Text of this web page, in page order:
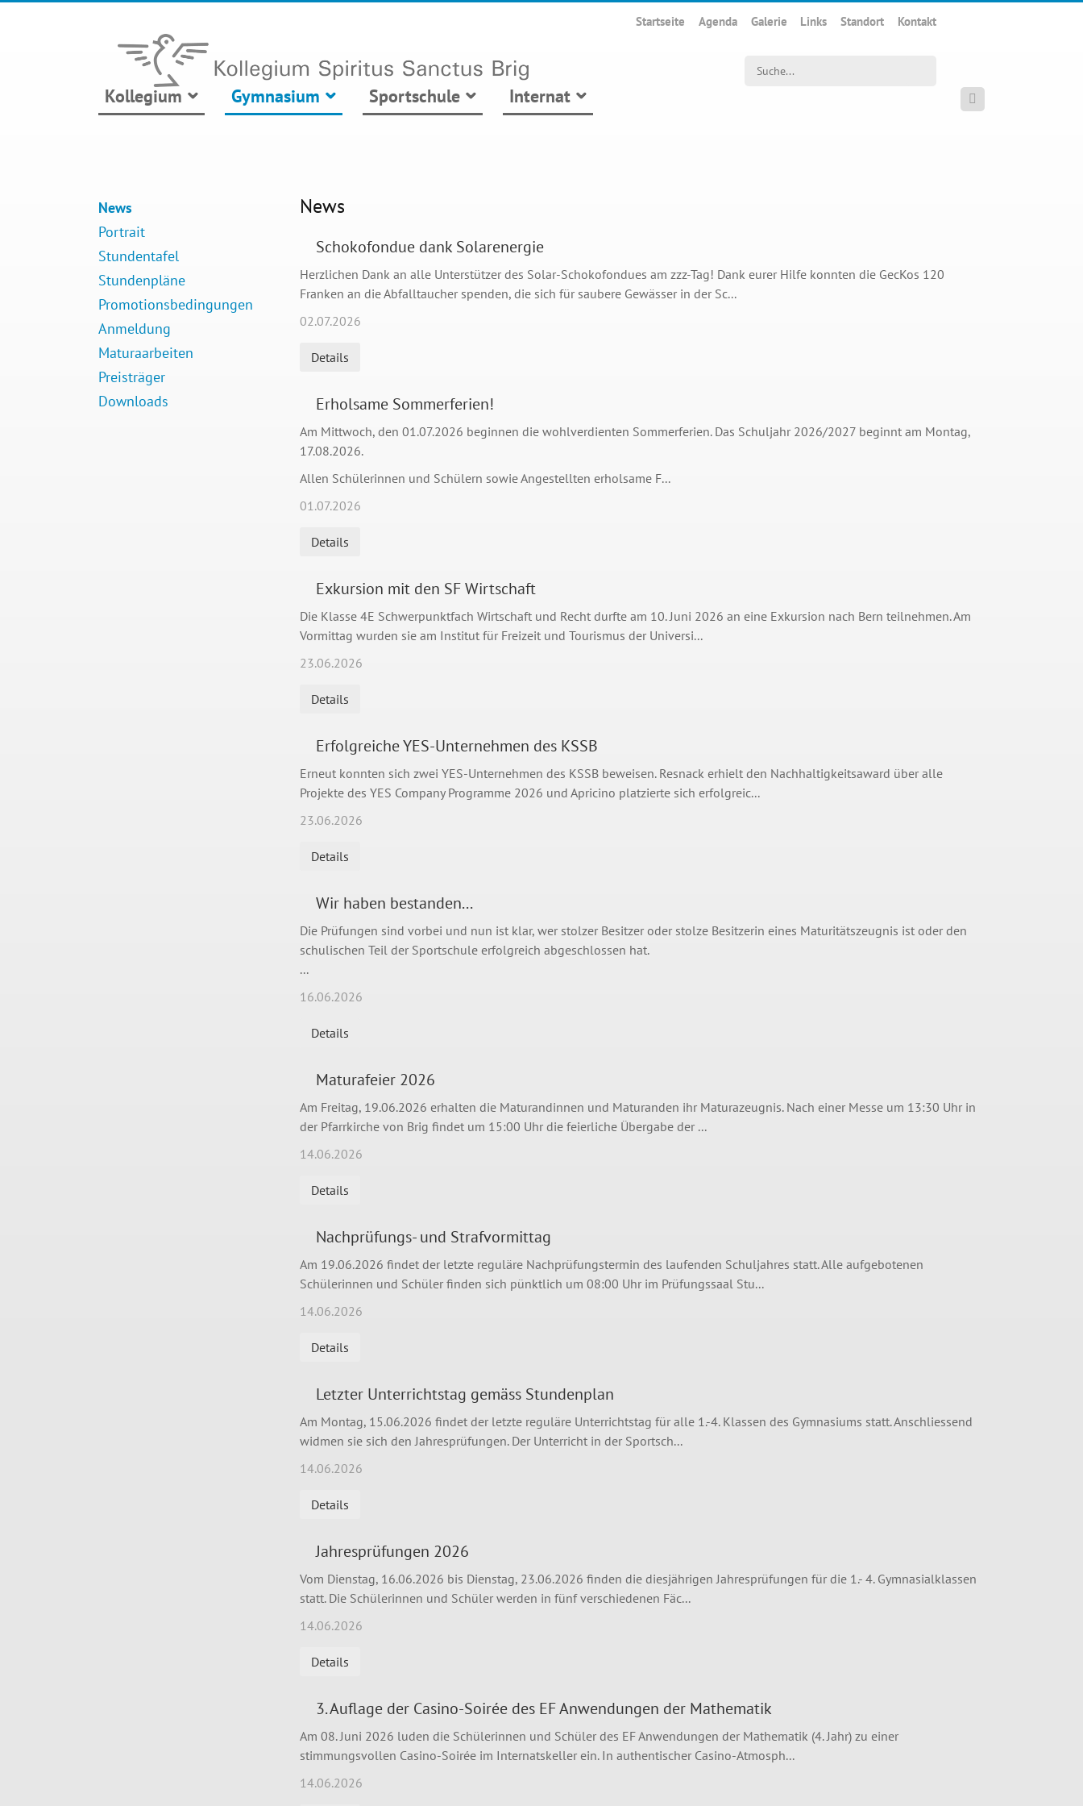
Startseite Agenda Galerie Links Standort Kontakt
Kollegium Gymnasium Sportschule Internat 
News
Portrait
Stundentafel
Stundenpläne
Promotionsbedingungen
Anmeldung
Maturaarbeiten
Preisträger
Downloads
News
Schokofondue dank Solarenergie
Herzlichen Dank an alle Unterstützer des Solar-Schokofondues am zzz-Tag! Dank eurer Hilfe konnten die GecKos 120
Franken an die Abfalltaucher spenden, die sich für saubere Gewässer in der Sc...
02.07.2026
Details
Erholsame Sommerferien!
Am Mittwoch, den 01.07.2026 beginnen die wohlverdienten Sommerferien. Das Schuljahr 2026/2027 beginnt am Montag,
17.08.2026.
Allen Schülerinnen und Schülern sowie Angestellten erholsame F...
01.07.2026
Details
Exkursion mit den SF Wirtschaft
Die Klasse 4E Schwerpunktfach Wirtschaft und Recht durfte am 10. Juni 2026 an eine Exkursion nach Bern teilnehmen. Am
Vormittag wurden sie am Institut für Freizeit und Tourismus der Universi...
23.06.2026
Details
Erfolgreiche YES-Unternehmen des KSSB
Erneut konnten sich zwei YES-Unternehmen des KSSB beweisen. Resnack erhielt den Nachhaltigkeitsaward über alle
Projekte des YES Company Programme 2026 und Apricino platzierte sich erfolgreic...
23.06.2026
Details
Wir haben bestanden...
Die Prüfungen sind vorbei und nun ist klar, wer stolzer Besitzer oder stolze Besitzerin eines Maturitätszeugnis ist oder den
schulischen Teil der Sportschule erfolgreich abgeschlossen hat.
...
16.06.2026
Details
Maturafeier 2026
Am Freitag, 19.06.2026 erhalten die Maturandinnen und Maturanden ihr Maturazeugnis. Nach einer Messe um 13:30 Uhr in
der Pfarrkirche von Brig findet um 15:00 Uhr die feierliche Übergabe der ...
14.06.2026
Details
Nachprüfungs- und Strafvormittag
Am 19.06.2026 findet der letzte reguläre Nachprüfungstermin des laufenden Schuljahres statt. Alle aufgebotenen
Schülerinnen und Schüler finden sich pünktlich um 08:00 Uhr im Prüfungssaal Stu...
14.06.2026
Details
Letzter Unterrichtstag gemäss Stundenplan
Am Montag, 15.06.2026 findet der letzte reguläre Unterrichtstag für alle 1.-4. Klassen des Gymnasiums statt. Anschliessend
widmen sie sich den Jahresprüfungen. Der Unterricht in der Sportsch...
14.06.2026
Details
Jahresprüfungen 2026
Vom Dienstag, 16.06.2026 bis Dienstag, 23.06.2026 finden die diesjährigen Jahresprüfungen für die 1.- 4. Gymnasialklassen
statt. Die Schülerinnen und Schüler werden in fünf verschiedenen Fäc...
14.06.2026
Details
3. Auflage der Casino-Soirée des EF Anwendungen der Mathematik
Am 08. Juni 2026 luden die Schülerinnen und Schüler des EF Anwendungen der Mathematik (4. Jahr) zu einer
stimmungsvollen Casino-Soirée im Internatskeller ein. In authentischer Casino-Atmosph...
14.06.2026